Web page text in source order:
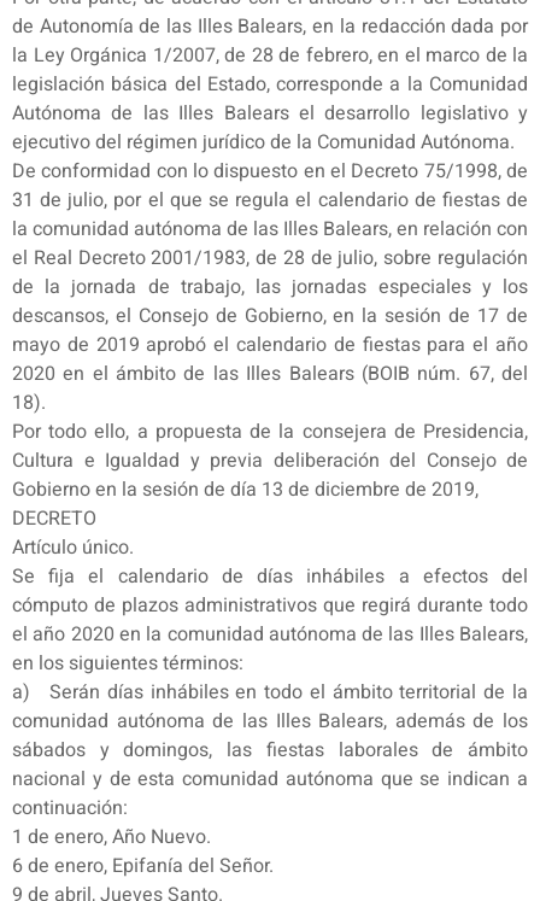
de Autonomía de las Illes Balears, en la redacción dada por
la Ley Orgánica 1/2007, de 28 de febrero, en el marco de la
legislación básica del Estado, corresponde a la Comunidad
Autónoma de las Illes Balears el desarrollo legislativo y
ejecutivo del régimen jurídico de la Comunidad Autónoma.
De conformidad con lo dispuesto en el Decreto 75/1998, de
31 de julio, por el que se regula el calendario de fiestas de
la comunidad autónoma de las Illes Balears, en relación con
el Real Decreto 2001/1983, de 28 de julio, sobre regulación
de la jornada de trabajo, las jornadas especiales y los
descansos, el Consejo de Gobierno, en la sesión de 17 de
mayo de 2019 aprobó el calendario de fiestas para el año
2020 en el ámbito de las Illes Balears (BOIB núm. 67, del
18).
Por todo ello, a propuesta de la consejera de Presidencia,
Cultura e Igualdad y previa deliberación del Consejo de
Gobierno en la sesión de día 13 de diciembre de 2019,
DECRETO
Artículo único.
Se fija el calendario de días inhábiles a efectos del
cómputo de plazos administrativos que regirá durante todo
el año 2020 en la comunidad autónoma de las Illes Balears,
en los siguientes términos:
a) Serán días inhábiles en todo el ámbito territorial de la
comunidad autónoma de las Illes Balears, además de los
sábados y domingos, las fiestas laborales de ámbito
nacional y de esta comunidad autónoma que se indican a
continuación:
1 de enero, Año Nuevo.
6 de enero, Epifanía del Señor.
9 de abril, Jueves Santo.